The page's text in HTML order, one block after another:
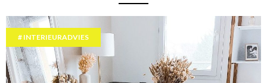
INTERIEURADVIES